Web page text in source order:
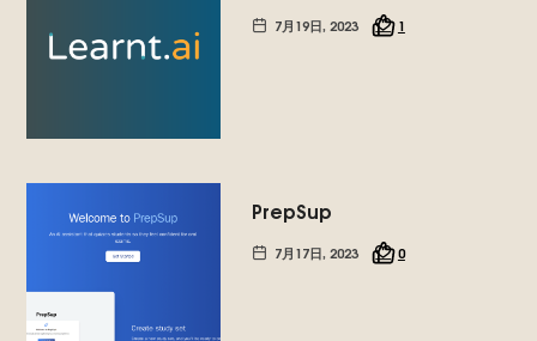
7月19日, 2023 1
PrepSup
7月17日, 2023 0